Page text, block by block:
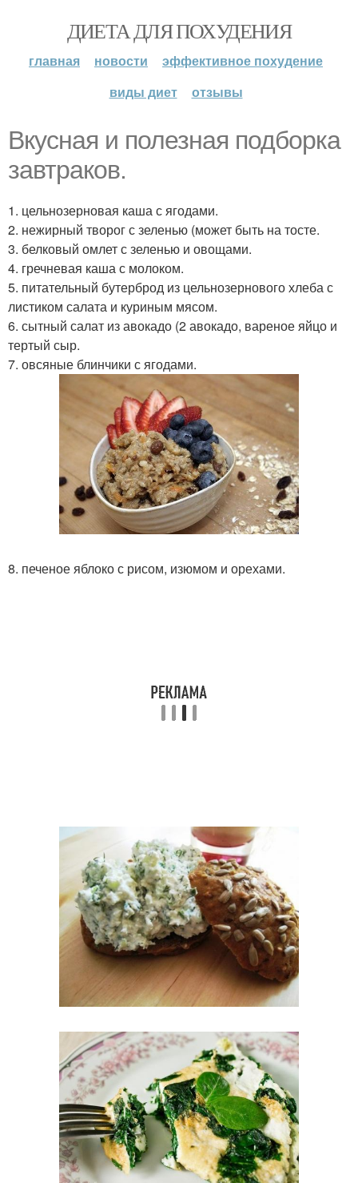
ДИЕТА ДЛЯ ПОХУДЕНИЯ
главная новости
эффективное похудение
виды диет
отзывы
Вкусная и полезная подборка
завтраков.
1. цельнозерновая каша с ягодами.
2. нежирный творог с зеленью (может быть на тосте.
3. белковый омлет с зеленью и овощами.
4. гречневая каша с молоком.
5. питательный бутерброд из цельнозернового хлеба с
листиком салата и куриным мясом.
6. сытный салат из авокадо (2 авокадо, вареное яйцо и
тертый сыр.
7. овсяные блинчики с ягодами.
8. печеное яблоко с рисом, изюмом и орехами.